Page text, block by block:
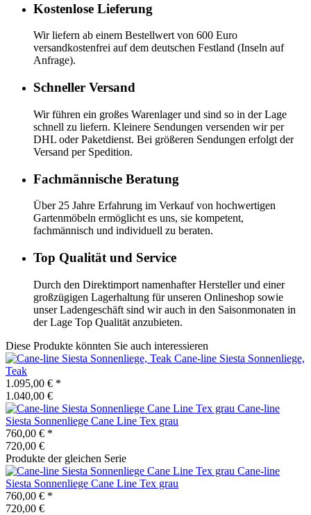
Kostenlose Lieferung
Wir liefern ab einem Bestellwert von 600 Euro
versandkostenfrei auf dem deutschen Festland (Inseln auf
Anfrage).
Schneller Versand
Wir führen ein großes Warenlager und sind so in der Lage
schnell zu liefern. Kleinere Sendungen versenden wir per
DHL oder Paketdienst. Bei größeren Sendungen erfolgt der
Versand per Spedition.
Fachmännische Beratung
Über 25 Jahre Erfahrung im Verkauf von hochwertigen
Gartenmöbeln ermöglicht es uns, sie kompetent,
fachmännisch und individuell zu beraten.
Top Qualität und Service
Durch den Direktimport namenhafter Hersteller und einer
großzügigen Lagerhaltung für unseren Onlineshop sowie
unser Ladengeschäft sind wir auch in den Saisonmonaten in
der Lage Top Qualität anzubieten.
Diese Produkte könnten Sie auch interessieren
Cane-line Siesta Sonnenliege,
Teak
1.095,00 € *
1.040,00 €
Cane-line
Siesta Sonnenliege Cane Line Tex grau
760,00 € *
720,00 €
Produkte der gleichen Serie
Cane-line
Siesta Sonnenliege Cane Line Tex grau
760,00 € *
720,00 €